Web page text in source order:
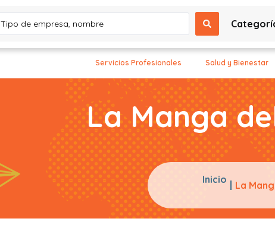
Servicios Profesionales Salud y Bienestar
La Manga
Inicio La